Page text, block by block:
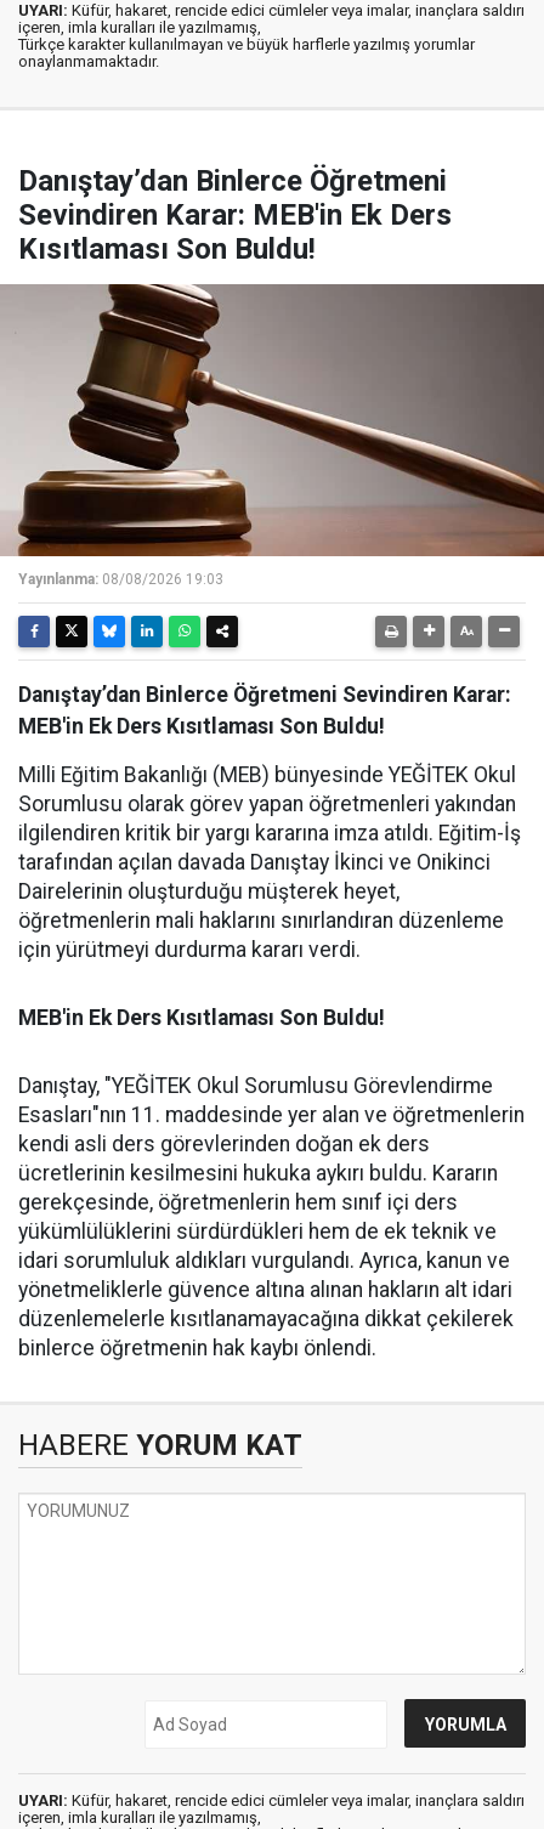
UYARI: Küfür, hakaret, rencide edici cümleler veya imalar, inançlara saldırı
içeren, imla kuralları ile yazılmamış,
Türkçe karakter kullanılmayan ve büyük harflerle yazılmış yorumlar
onaylanmamaktadır.
Danıştay’dan Binlerce Öğretmeni
Sevindiren Karar: MEB'in Ek Ders
Kısıtlaması Son Buldu!
Yayınlanma: 08/08/2026 19:03
Danıştay’dan Binlerce Öğretmeni Sevindiren Karar:
MEB'in Ek Ders Kısıtlaması Son Buldu!
Milli Eğitim Bakanlığı (MEB) bünyesinde YEĞİTEK Okul
Sorumlusu olarak görev yapan öğretmenleri yakından
ilgilendiren kritik bir yargı kararına imza atıldı. Eğitim-İş
tarafından açılan davada Danıştay İkinci ve Onikinci
Dairelerinin oluşturduğu müşterek heyet,
öğretmenlerin mali haklarını sınırlandıran düzenleme
için yürütmeyi durdurma kararı verdi.
MEB'in Ek Ders Kısıtlaması Son Buldu!
Danıştay, "YEĞİTEK Okul Sorumlusu Görevlendirme
Esasları"nın 11. maddesinde yer alan ve öğretmenlerin
kendi asli ders görevlerinden doğan ek ders
ücretlerinin kesilmesini hukuka aykırı buldu. Kararın
gerekçesinde, öğretmenlerin hem sınıf içi ders
yükümlülüklerini sürdürdükleri hem de ek teknik ve
idari sorumluluk aldıkları vurgulandı. Ayrıca, kanun ve
yönetmeliklerle güvence altına alınan hakların alt idari
düzenlemelerle kısıtlanamayacağına dikkat çekilerek
binlerce öğretmenin hak kaybı önlendi.
HABERE YORUM KAT
UYARI: Küfür, hakaret, rencide edici cümleler veya imalar, inançlara saldırı
içeren, imla kuralları ile yazılmamış,